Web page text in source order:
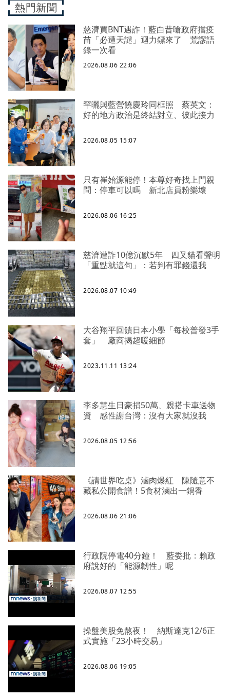
熱門新聞
慈濟買BNT遇詐！藍白昔嗆政府擋疫
苗「必遭天譴」迴力鏢來了 荒謬語
錄一次看
2026.08.06 22:06
罕曬與藍營饒慶玲同框照 蔡英文：
好的地方政治是終結對立、彼此接力
2026.08.05 15:07
只有崔始源能停！本尊好奇找上門親
問：停車可以嗎 新北店員粉樂壞
2026.08.06 16:25
慈濟遭詐10億沉默5年 四叉貓看聲明
「重點就這句」：若判有罪錢還我
2026.08.07 10:49
大谷翔平回饋日本小學「每校普發3手
套」 廠商揭超暖細節
2023.11.11 13:24
李多慧生日豪捐50萬、親搭卡車送物
資 感性謝台灣：沒有大家就沒我
2026.08.05 12:56
《請世界吃桌》滷肉爆紅 陳隨意不
藏私公開食譜！5食材滷出一鍋香
2026.08.06 21:06
行政院停電40分鐘！ 藍委批：賴政
府說好的「能源韌性」呢
2026.08.07 12:55
操盤美股免熬夜！ 納斯達克12/6正
式實施「23小時交易」
2026.08.06 19:05